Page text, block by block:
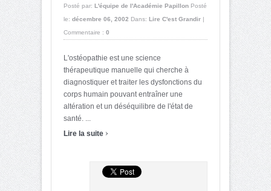
Posté par: L'équipe de l'Académie Papillon Posté
le: décembre 06, 2002 Dans: Lire C'est Grandir |
Commentaire : 0
L'ostéopathie est une science
thérapeutique manuelle qui cherche à
diagnostiquer et traiter les dysfonctions du
corps humain pouvant entraîner une
altération et un déséquilibre de l'état de
santé. ...
Lire la suite ›